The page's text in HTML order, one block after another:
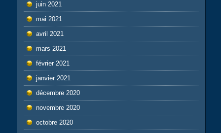
juin 2021
mai 2021
avril 2021
mars 2021
février 2021
janvier 2021
décembre 2020
novembre 2020
octobre 2020